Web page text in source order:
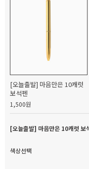
[오늘출발] 마음만은 10캐럿
보석펜
1,500원
[오늘출발] 마음만은 10캐럿 보
색상선택